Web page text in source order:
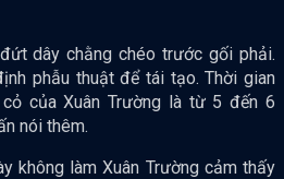
dây chằng chéo trước gối phải.
phẫu thuật để tái tạo. Thời gian
của Xuân Trường là từ 5 đến 6
nói thêm.
không làm Xuân Trường cảm thấy